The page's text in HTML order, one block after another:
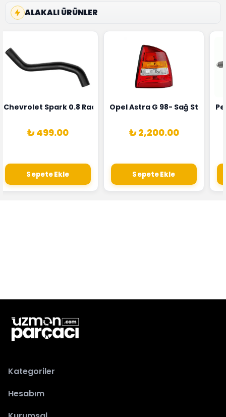
ALAKALI ÜRÜNLER
1628HN-0258010081
Alternatörü Valeo Marka 05E903018G
Chevrolet Spark 0.8 Radyatör Üst Hortumu Rapro Marka
₺ 499.00
Sepete Ekle
Opel Astra G 98- Sağ Stop
₺ 2,200.00
Sepete Ekle
Kategoriler
Hesabım